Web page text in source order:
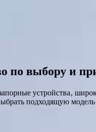
по выбору и
устройства‚
подходящую